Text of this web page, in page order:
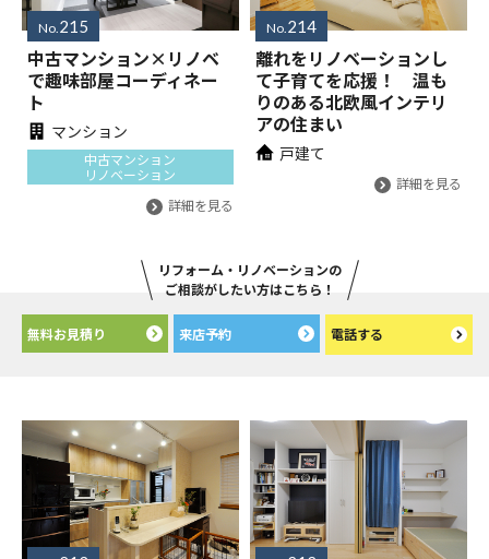
No. 215
中古マンション×リノベ
で趣味部屋コーディネー
ト
マンション
中古マンション
リノベーション
詳細を見る
No. 214
離れをリノベーションし
て子育てを応援！ 温も
りのある北欧風インテリ
アの住まい
戸建て
詳細を見る
リフォーム・リノベーションの
ご相談がしたい方はこちら！
無料お見積り 来店予約 電話する